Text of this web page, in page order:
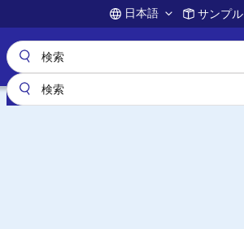
Account
日本語 サンプル